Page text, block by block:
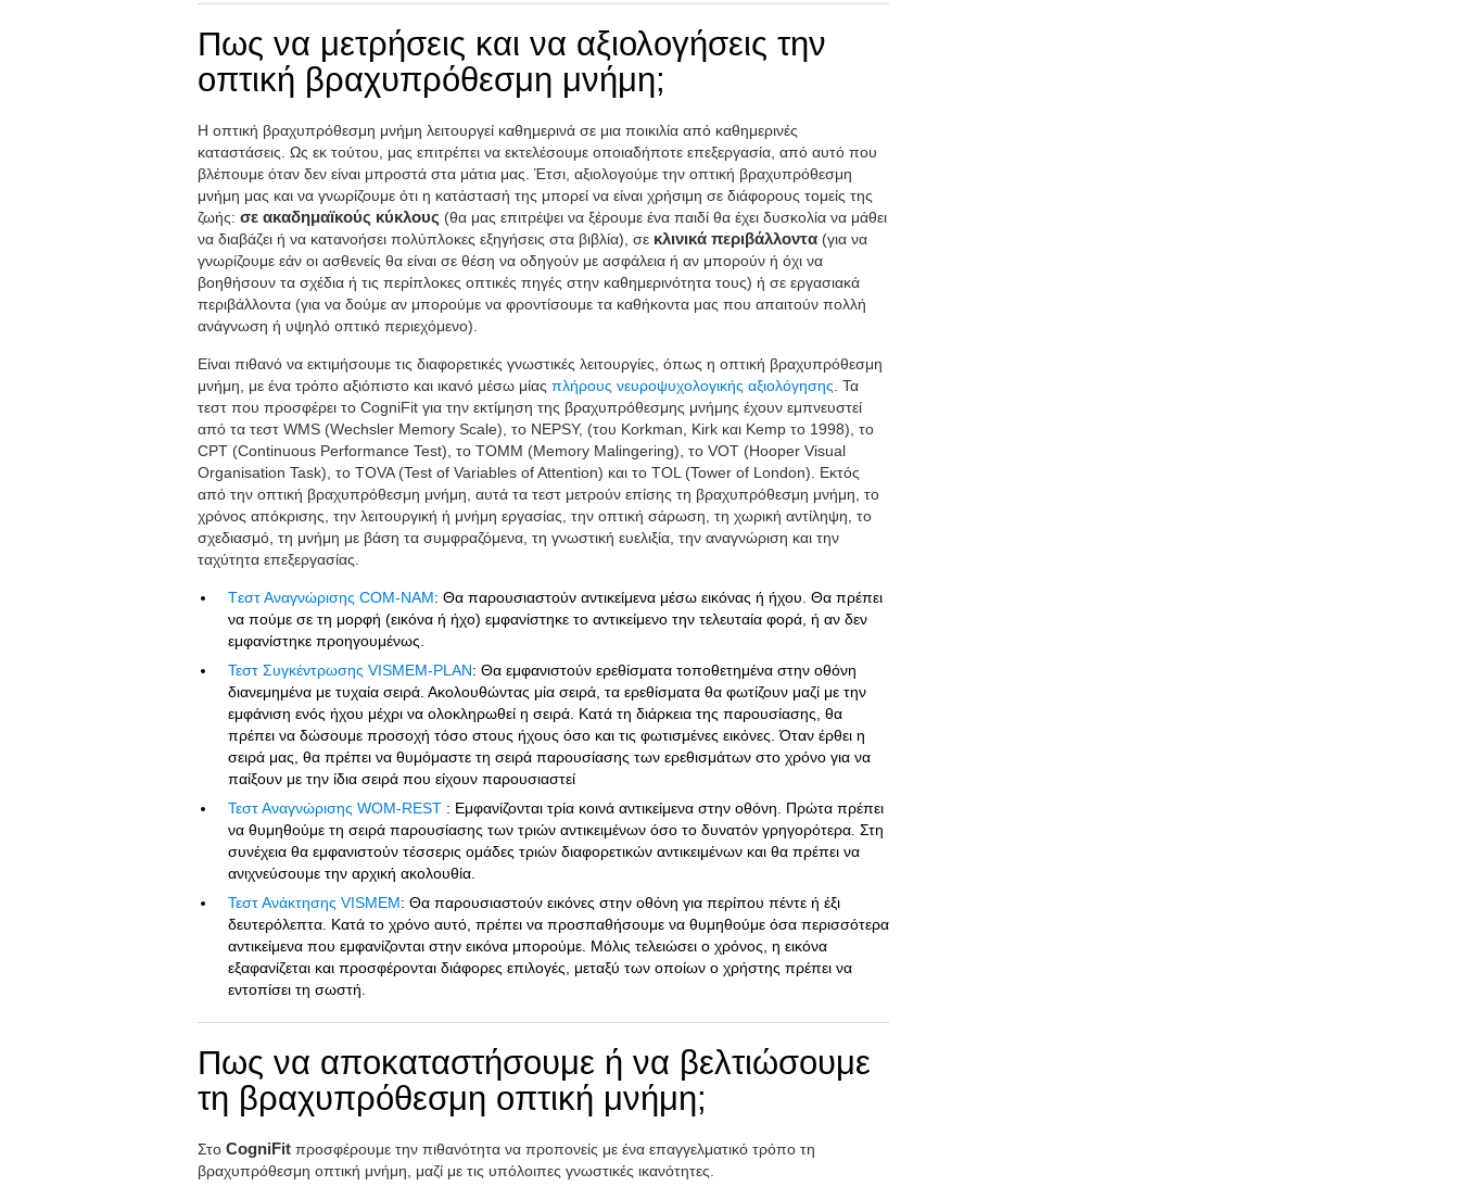
Πως να μετρήσεις και να αξιολογήσεις την
οπτική βραχυπρόθεσμη μνήμη;
Η οπτική βραχυπρόθεσμη μνήμη λειτουργεί καθημερινά σε μια ποικιλία από καθημερινές
καταστάσεις. Ως εκ τούτου, μας επιτρέπει να εκτελέσουμε οποιαδήποτε επεξεργασία, από αυτό που
βλέπουμε όταν δεν είναι μπροστά στα μάτια μας. Έτσι, αξιολογούμε την οπτική βραχυπρόθεσμη
μνήμη μας και να γνωρίζουμε ότι η κατάστασή της μπορεί να είναι χρήσιμη σε διάφορους τομείς της
ζωής: σε ακαδημαϊκούς κύκλους (θα μας επιτρέψει να ξέρουμε ένα παιδί θα έχει δυσκολία να μάθει
να διαβάζει ή να κατανοήσει πολύπλοκες εξηγήσεις στα βιβλία), σε κλινικά περιβάλλοντα (για να
γνωρίζουμε εάν οι ασθενείς θα είναι σε θέση να οδηγούν με ασφάλεια ή αν μπορούν ή όχι να
βοηθήσουν τα σχέδια ή τις περίπλοκες οπτικές πηγές στην καθημερινότητα τους) ή σε εργασιακά
περιβάλλοντα (για να δούμε αν μπορούμε να φροντίσουμε τα καθήκοντα μας που απαιτούν πολλή
ανάγνωση ή υψηλό οπτικό περιεχόμενο).
Είναι πιθανό να εκτιμήσουμε τις διαφορετικές γνωστικές λειτουργίες, όπως η οπτική βραχυπρόθεσμη
μνήμη, με ένα τρόπο αξιόπιστο και ικανό μέσω μίας πλήρους νευροψυχολογικής αξιολόγησης . Τα
τεστ που προσφέρει το CogniFit για την εκτίμηση της βραχυπρόθεσμης μνήμης έχουν εμπνευστεί
από τα τεστ WMS (Wechsler Memory Scale), το NEPSY, (του Korkman, Kirk και Kemp το 1998), το
CPT (Continuous Performance Test), το TOMM (Memory Malingering), το VOT (Hooper Visual
Organisation Task), το TOVA (Test of Variables of Attention) και το TOL (Tower of London). Εκτός
από την οπτική βραχυπρόθεσμη μνήμη, αυτά τα τεστ μετρούν επίσης τη βραχυπρόθεσμη μνήμη, το
χρόνος απόκρισης, την λειτουργική ή μνήμη εργασίας, την οπτική σάρωση, τη χωρική αντίληψη, το
σχεδιασμό, τη μνήμη με βάση τα συμφραζόμενα, τη γνωστική ευελιξία, την αναγνώριση και την
ταχύτητα επεξεργασίας.
Tεστ Αναγνώρισης COM-NAM: Θα παρουσιαστούν αντικείμενα μέσω εικόνας ή ήχου. Θα πρέπει
να πούμε σε τη μορφή (εικόνα ή ήχο) εμφανίστηκε το αντικείμενο την τελευταία φορά, ή αν δεν
εμφανίστηκε προηγουμένως.
Τεστ Συγκέντρωσης VISMEM-PLAN: Θα εμφανιστούν ερεθίσματα τοποθετημένα στην οθόνη
διανεμημένα με τυχαία σειρά. Ακολουθώντας μία σειρά, τα ερεθίσματα θα φωτίζουν μαζί με την
εμφάνιση ενός ήχου μέχρι να ολοκληρωθεί η σειρά. Κατά τη διάρκεια της παρουσίασης, θα
πρέπει να δώσουμε προσοχή τόσο στους ήχους όσο και τις φωτισμένες εικόνες. Όταν έρθει η
σειρά μας, θα πρέπει να θυμόμαστε τη σειρά παρουσίασης των ερεθισμάτων στο χρόνο για να
παίξουν με την ίδια σειρά που είχουν παρουσιαστεί
Τεστ Αναγνώρισης WOM-REST : Eμφανίζονται τρία κοινά αντικείμενα στην οθόνη. Πρώτα πρέπει
να θυμηθούμε τη σειρά παρουσίασης των τριών αντικειμένων όσο το δυνατόν γρηγορότερα. Στη
συνέχεια θα εμφανιστούν τέσσερις ομάδες τριών διαφορετικών αντικειμένων και θα πρέπει να
ανιχνεύσουμε την αρχική ακολουθία.
Τεστ Ανάκτησης VISMEM: Θα παρουσιαστούν εικόνες στην οθόνη για περίπου πέντε ή έξι
δευτερόλεπτα. Κατά το χρόνο αυτό, πρέπει να προσπαθήσουμε να θυμηθούμε όσα περισσότερα
αντικείμενα που εμφανίζονται στην εικόνα μπορούμε. Μόλις τελειώσει ο χρόνος, η εικόνα
εξαφανίζεται και προσφέρονται διάφορες επιλογές, μεταξύ των οποίων ο χρήστης πρέπει να
εντοπίσει τη σωστή.
Πως να αποκαταστήσουμε ή να βελτιώσουμε
τη βραχυπρόθεσμη οπτική μνήμη;
Στο CogniFit προσφέρουμε την πιθανότητα να προπονείς με ένα επαγγελματικό τρόπο τη
βραχυπρόθεσμη οπτική μνήμη, μαζί με τις υπόλοιπες γνωστικές ικανότητες.